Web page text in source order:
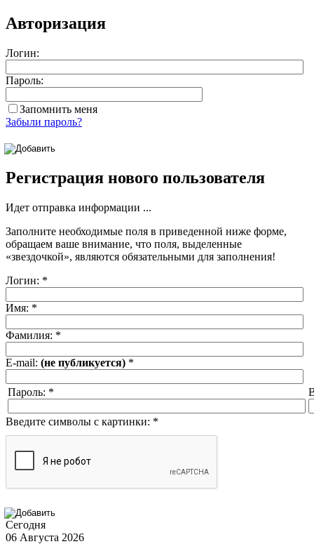
Авторизация
Логин:
Пароль:
Запомнить меня
Забыли пароль?
Регистрация нового пользователя
Идет отправка информации ...
Заполните необходимые поля в приведенной ниже форме,
обращаем ваше внимание, что поля, выделенные
«звездочкой», являются обязательными для заполнения!
Логин: *
Имя: *
Фамилия: *
E-mail: (не публикуется) *
Пароль: *
Введите символы с картинки: *
Сегодня
06 Августа 2026